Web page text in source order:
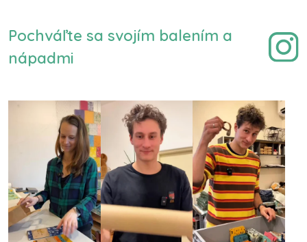
Pochváľte sa svojím balením a
nápadmi